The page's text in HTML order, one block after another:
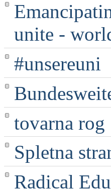
unite -
#unsereuni
tovarna rog
Spletna
Radical